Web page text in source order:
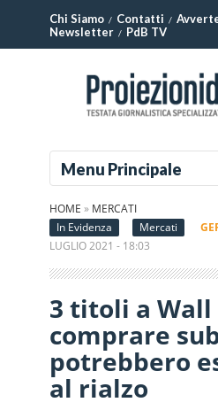
Chi Siamo Contatti
Newsletter
PdB TV
HOME » MERCATI
In Evidenza
Mercati
LUGLIO 2021 - 18:03
3 titoli a Wall
comprare
potrebbero
al rialzo